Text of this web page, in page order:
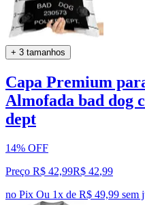
+ 3 tamanhos
Capa Premium
Almofada bad dog
dept
14% OFF
Preço R$ 42,99R$ 42,99
no Pix Ou 1x de R$ 49,99 sem